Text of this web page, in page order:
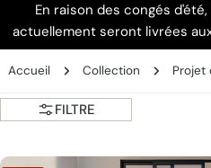
En raison des congés
actuellement seront livrées
Accueil Collection Projet
FILTRE